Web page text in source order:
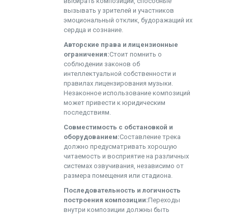
вызывать у зрителей и участников
эмоциональный отклик, будоражащий их
сердца и сознание.
Авторские права и лицензионные
ограничения:Стоит помнить о
соблюдении законов об
интеллектуальной собственности и
правилах лицензирования музыки.
Незаконное использование композиций
может привести к юридическим
последствиям.
Совместимость с обстановкой и
оборудованием:Составление трека
должно предусматривать хорошую
читаемость и восприятие на различных
системах озвучивания, независимо от
размера помещения или стадиона.
Последовательность и логичность
построения композиции:Переходы
внутри композиции должны быть